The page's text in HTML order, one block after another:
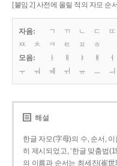
[붙임 2] 사전에 올릴 적의 자모 순
자음: ㄱ ㄲ ㄴ ㄷ ㄸ
ㅉ
ㅊ ㅋ ㅌ ㅍ
ㅎ
모음:
ㅏ ㅐ ㅑ ㅒ ㅓ
ㅜ
ㅝ ㅞ ㅟ ㅠ ㅡ ㅢ
해설
한글 자모(字母)의 수, 순서,
히 제시되었고, ‘한글 맞춤법
의 이름과 순서는 최세진(崔世